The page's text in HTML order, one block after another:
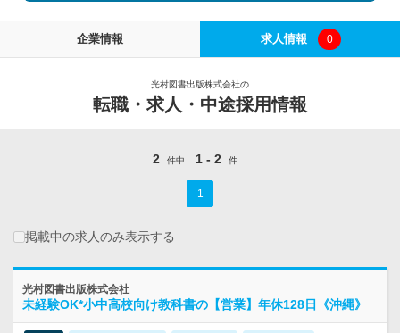
企業情報 求人情報 0
光村図書出版株式会社の
転職・求人・中途採用情報
2 件中 1 - 2 件
1
掲載中の求人のみ表示する
光村図書出版株式会社
未経験OK*小中高校向け教科書の【営業】年休128日《沖縄》